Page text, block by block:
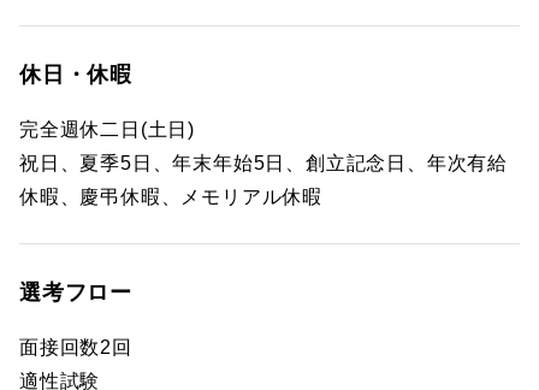
休日・休暇
完全週休二日(土日)
祝日、夏季5日、年末年始5日、創立記念日、年次有給
休暇、慶弔休暇、メモリアル休暇
選考フロー
面接回数2回
適性試験